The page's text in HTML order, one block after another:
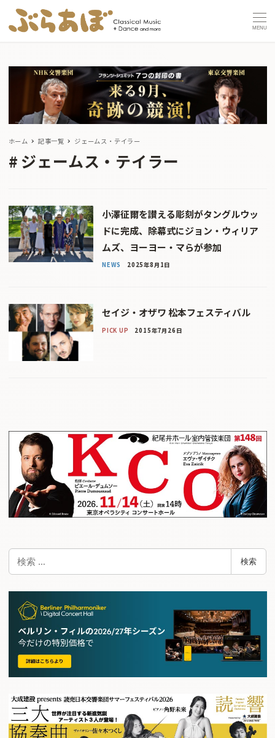
MENU
ホーム 記事一覧 ジェームス・テイラー
ジェームス・テイラー
小澤征爾を讃える彫刻がタングルウッ
ドに完成、除幕式にジョン・ウィリア
ムズ、ヨーヨー・マらが参加
NEWS 2025年8月1日
セイジ・オザワ 松本フェスティバル
PICK UP 2015年7月26日
検索